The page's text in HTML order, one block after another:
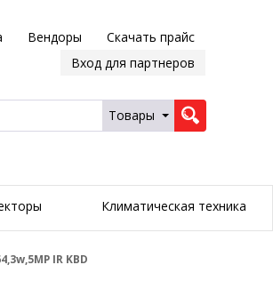
Вендоры
Скачать прайс
Вход для партнеров
Товары
Климатическая техника
IR KBD